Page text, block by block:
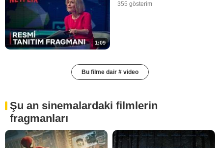
1:09
355 gösterim
Bu filme dair # video
Şu an sinemalardaki filmlerin
fragmanları